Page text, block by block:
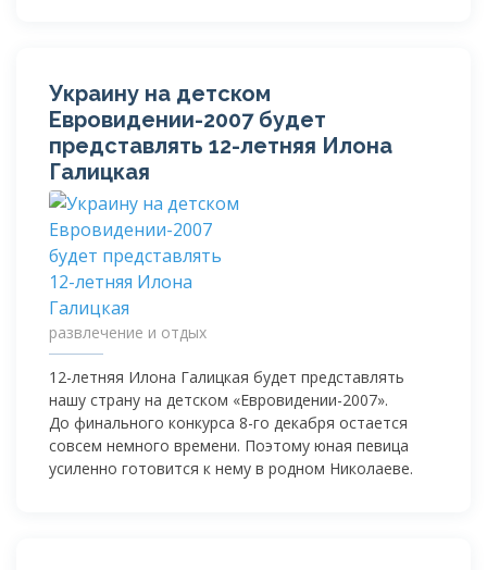
Украину на детском
Евровидении-2007будет
представлять 12-летняя Илона
Галицкая
развлечение и отдых
12-летняя Илона Галицкая будет представлять
нашу страну на детском «Евровидении-2007».
До финального конкурса 8-го декабря остается
совсем немного времени. Поэтому юная певица
усиленно готовится к нему в родном Николаеве.